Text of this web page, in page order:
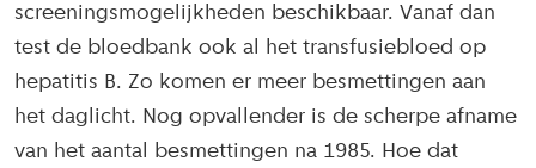
screeningsmogelijkheden beschikbaar. Vanaf dan
test de bloedbank ook al het transfusiebloed op
hepatitis B. Zo komen er meer besmettingen aan
het daglicht. Nog opvallender is de scherpe afname
van het aantal besmettingen na 1985. Hoe dat